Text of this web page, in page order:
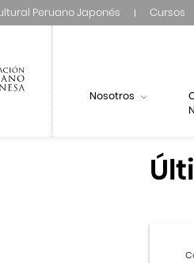
Peruano Japonés Cursos
Nosotros